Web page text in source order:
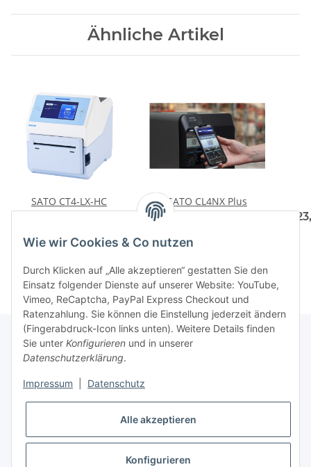
Ähnliche Artikel
SATO CT4-LX-HC
SATO CL4NX Plus
Informationen
Gesetzliche Informationen
Wie wir Cookies & Co nutzen
Durch Klicken auf „Alle akzeptieren“ gestatten Sie den
Einsatz folgender Dienste auf unserer Website: YouTube,
Vimeo, ReCaptcha, PayPal Express Checkout und
Ratenzahlung. Sie können die Einstellung jederzeit ändern
(Fingerabdruck-Icon links unten). Weitere Details finden
Sie unter Konfigurieren und in unserer
Datenschutzerklärung.
Impressum Datenschutz
Alle akzeptieren
Konfigurieren